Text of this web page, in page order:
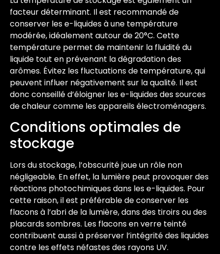
facteur déterminant. Il est recommandé de
conserver les e-liquides à une température
modérée, idéalement autour de 20°C. Cette
température permet de maintenir la fluidité du
liquide tout en prévenant la dégradation des
arômes. Évitez les fluctuations de température, qui
peuvent influer négativement sur la qualité. Il est
donc conseillé d’éloigner les e-liquides des sources
de chaleur comme les appareils électroménagers.
Conditions optimales de
stockage
Lors du stockage, l’obscurité joue un rôle non
négligeable. En effet, la lumière peut provoquer des
réactions photochimiques dans les e-liquides. Pour
cette raison, il est préférable de conserver les
flacons à l’abri de la lumière, dans des tiroirs ou des
placards sombres. Les flacons en verre teinté
contribuent aussi à préserver l’intégrité des liquides
contre les effets néfastes des rayons UV.